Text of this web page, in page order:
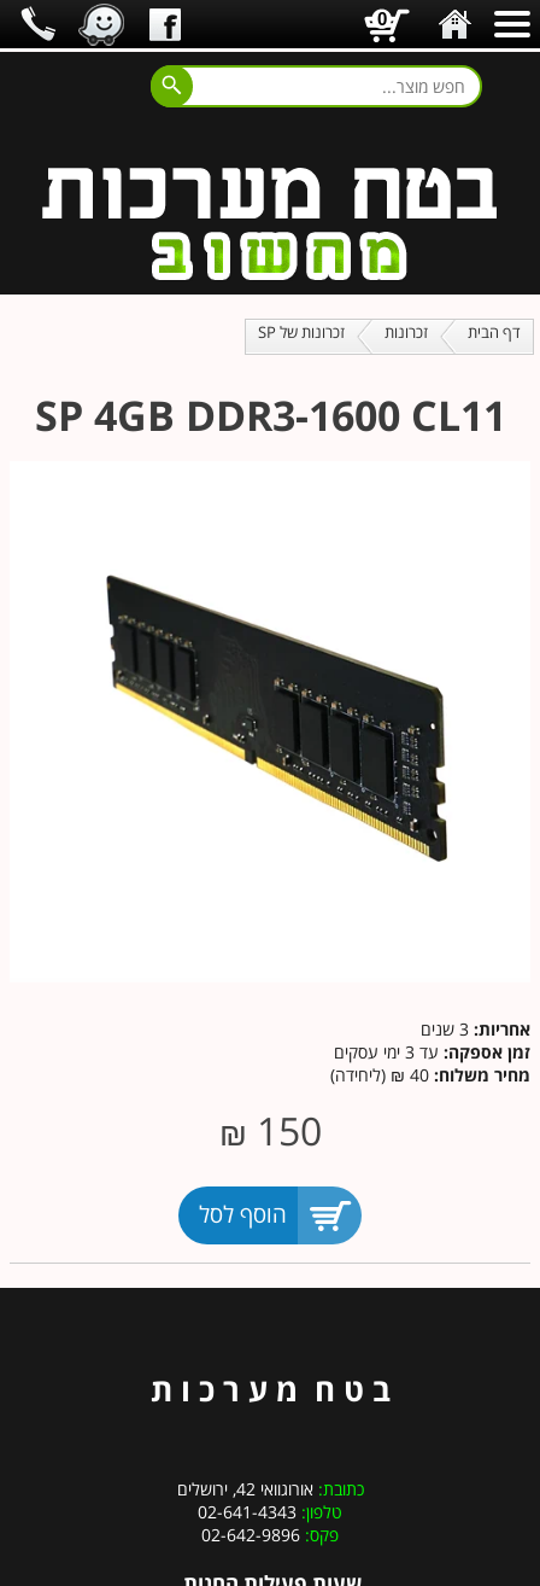
דף הבית זכרונות זכרונות של SP
SP 4GB DDR3-1600 CL11
אחריות: 3 שנים
זמן אספקה: עד 3 ימי עסקים
מחיר משלוח: 40 ₪ (ליחידה)
150
₪
הוסף לסל
ב ט ח מ ע ר כ ו ת
כתובת:אורוגוואי 42, ירושלים
טלפון: 02-641-4343
פקס:
0